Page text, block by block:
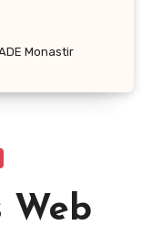
Monastir
Web